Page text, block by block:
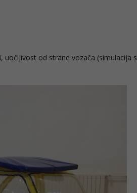
uočljivost od strane vozača (simulacija s